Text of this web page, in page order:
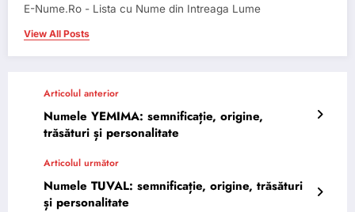
E-Nume.Ro - Lista cu Nume din Intreaga Lume
View All Posts
Articolul anterior
Numele YEMIMA: semnificație, origine,
trăsături și personalitate
Articolul următor
Numele TUVAL: semnificație, origine, trăsături
și personalitate